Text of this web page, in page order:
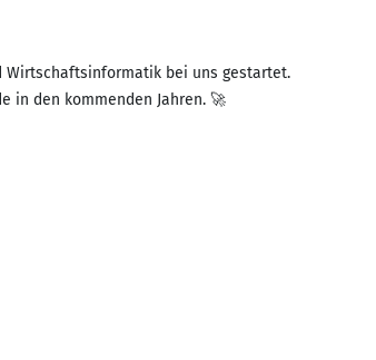
Wirtschaftsinformatik bei uns gestartet.
in den kommenden Jahren. 🚀